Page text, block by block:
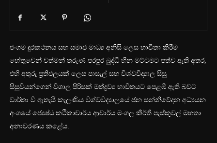
ජංගම දුරකථනය සහ සමාජ මාධ්‍ය අනිසි ලෙස භාවිතා කිරීම
හේතුවෙන් වත්මන් තරුණ පරපුර බුද්ධි හීන මට්ටමට පත්ව ඇති අතර,
එහි අතුරු ප්‍රතිඵලයක් ලෙස පාසැල් සහ විශ්වවිද්‍යාල සිසු
සිසුවියන්ගෙන් විශාල පිරිසක් මත්ද්‍රව්‍ය භාවිතයට පෙළඹී ඇති බවට
වාර්තා වී ඇතැයි කැලණිය විශ්වවිද්‍යාලයේ ජන සන්නිවේදන අධ්‍යයන
අංශයේ ජ්‍යෙෂ්ඨ කථිකාචාර්ය ආචාර්ය මංගල කීර්ති පැස්කුවල් මහතා
අනාවරණය කළේය.